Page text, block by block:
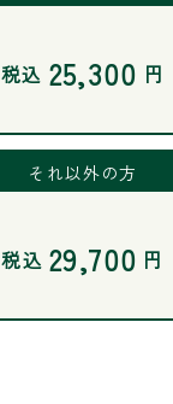
税込 25,300 円
それ以外の方
税込 29,700 円